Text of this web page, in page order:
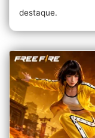
destaque.